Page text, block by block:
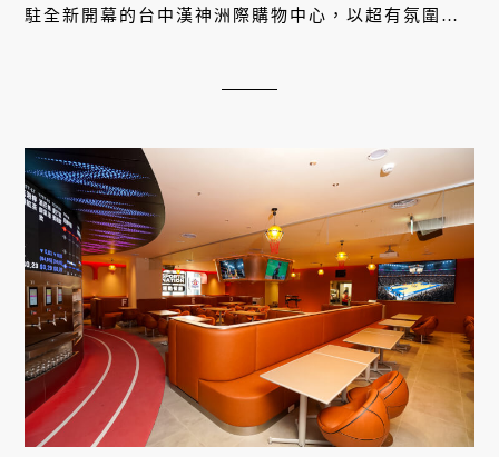
駐全新開幕的台中漢神洲際購物中心，以超有氛圍的